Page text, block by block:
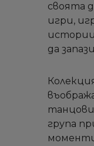
своята
игри,
да
група